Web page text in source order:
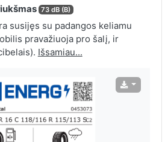
73 dB (B)
susijęs su padangos keliamu
pravažiuoja pro šalį, ir
Išsamiau...